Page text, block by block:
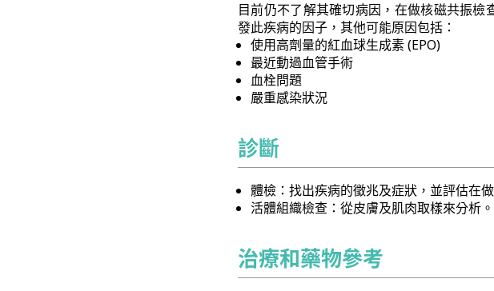
目前仍不了解其確切病因，在做核磁共振
發此疾病的因子，其他可能原因包括：
使用高劑量的紅血球生成素 (EPO)
最近動過血管手術
血栓問題
嚴重感染狀況
診斷
體檢：找出疾病的徵兆及症狀，並評估在
活體組織檢查：從皮膚及肌肉取樣來分析。
治療和藥物參考